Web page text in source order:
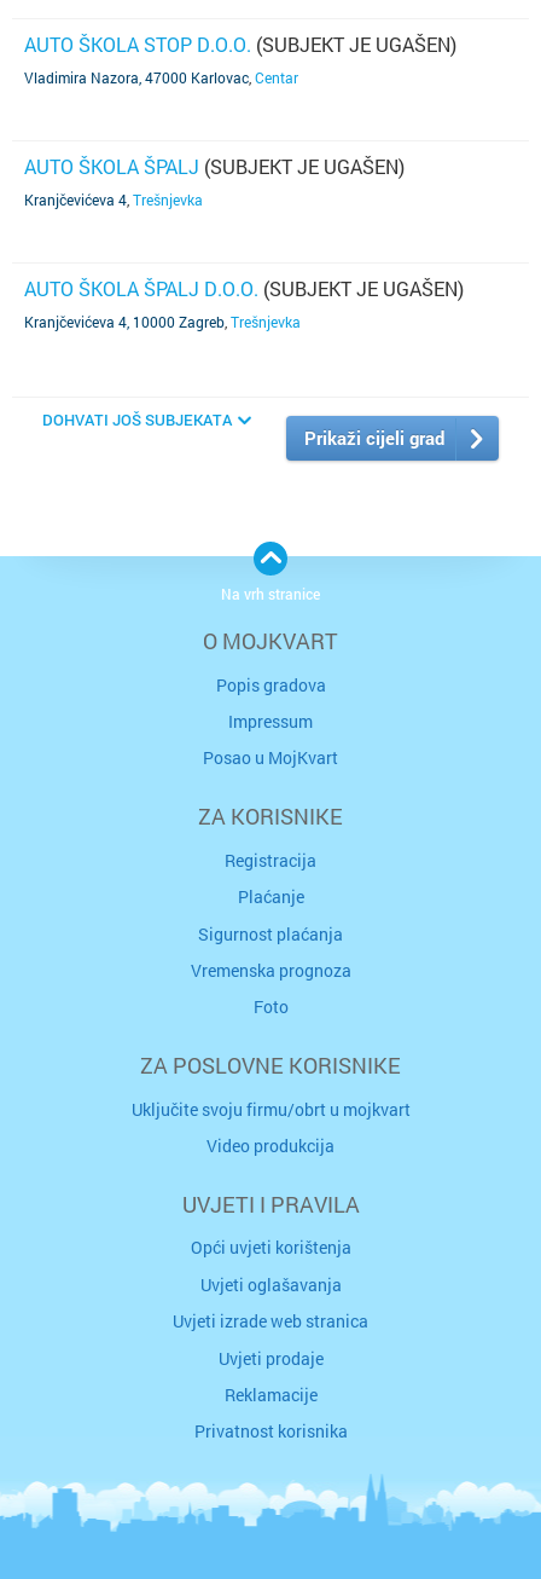
AUTO ŠKOLA STOP D.O.O. (SUBJEKT JE UGAŠEN)
Vladimira Nazora, 47000 Karlovac Centar
AUTO ŠKOLA ŠPALJ (SUBJEKT JE UGAŠEN)
Kranjčevićeva 4 Trešnjevka
AUTO ŠKOLA ŠPALJ D.O.O. (SUBJEKT JE UGAŠEN)
Kranjčevićeva 4, 10000 Zagreb Trešnjevka
DOHVATI JOŠ SUBJEKATA
Prikaži cijeli grad
O MOJKVART
Popis gradova
Impressum
Posao u MojKvart
ZA KORISNIKE
Registracija
Plaćanje
Sigurnost plaćanja
Vremenska prognoza
Foto
ZA POSLOVNE KORISNIKE
Uključite svoju firmu/obrt u mojkvart
Video produkcija
UVJETI I PRAVILA
Opći uvjeti korištenja
Uvjeti oglašavanja
Uvjeti izrade web stranica
Uvjeti prodaje
Reklamacije
Privatnost korisnika
Na vrh stranice